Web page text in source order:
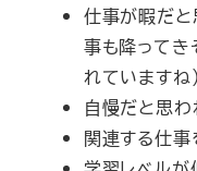
仕事が暇だと
事も降ってき
れています
自慢だと思
関連する仕